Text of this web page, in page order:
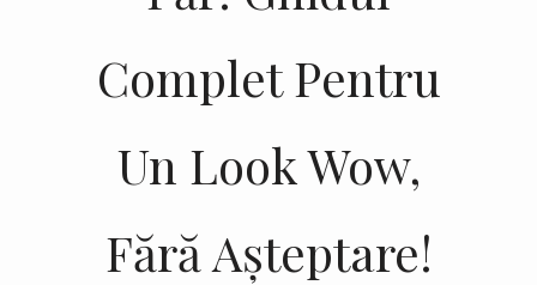
Complet Pentru
Un Look Wow,
Fără Așteptare!